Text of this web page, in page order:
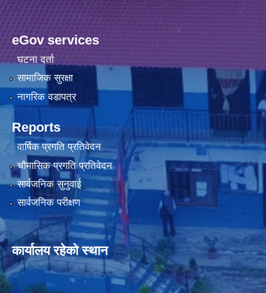
eGov services
घटना दर्ता
सामाजिक सुरक्षा
नागरिक वडापत्र
Reports
वार्षिक प्रगति प्रतिवेदन
चौमासिक प्रगति प्रतिवेदन
सार्वजनिक सुनुवाई
सार्वजनिक परीक्षण
कार्यालय रहेको स्थान